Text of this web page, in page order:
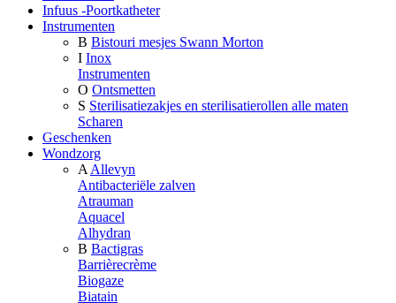
Infuus -Poortkatheter
Instrumenten
B Bistouri mesjes Swann Morton
I Inox
Instrumenten
O Ontsmetten
S Sterilisatiezakjes en sterilisatierollen alle maten
Scharen
Geschenken
Wondzorg
A Allevyn
Antibacteriële zalven
Atrauman
Aquacel
Alhydran
B Bactigras
Barrièrecrème
Biogaze
Biatain